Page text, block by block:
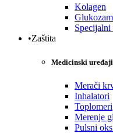
Kolagen
•Zaštita
Medicinski uređaji
Merači
Inhalatori
Toplomeri
Merenje
Pulsni